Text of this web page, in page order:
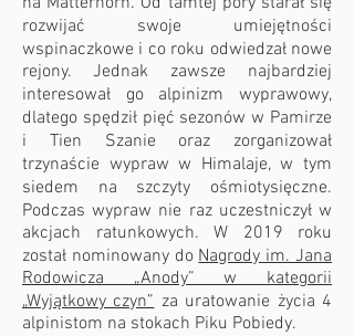
rozwijać swoje umiejętności
wspinaczkowe i co roku odwiedzał nowe
rejony. Jednak zawsze najbardziej
interesował go alpinizm wyprawowy,
dlatego spędził pięć sezonów w Pamirze
i Tien Szanie oraz zorganizował
trzynaście wypraw w Himalaje, w tym
siedem na szczyty ośmiotysięczne.
Podczas wypraw nie raz uczestniczył w
akcjach ratunkowych. W 2019 roku
został nominowany doNagrody im. Jana
Rodowicza „Anody” w kategorii
„Wyjątkowy czyn”za uratowanie życia 4
alpinistom na stokach Piku Pobiedy.